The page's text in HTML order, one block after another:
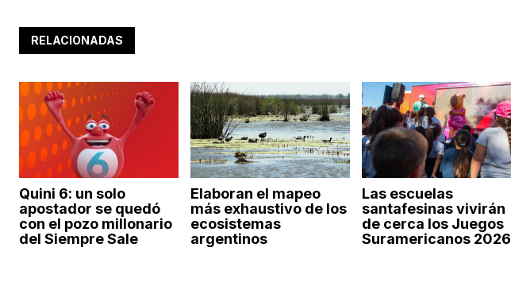
RELACIONADAS
Quini 6: un solo
apostador se quedó
con el pozo millonario
del Siempre Sale
Elaboran el mapeo
más exhaustivo de los
ecosistemas
argentinos
Las escuelas
santafesinas vivirán
de cerca los Juegos
Suramericanos 2026